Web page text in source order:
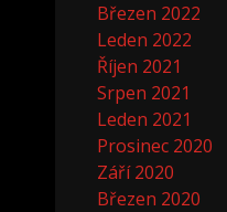
Březen 2022
Leden 2022
Říjen 2021
Srpen 2021
Leden 2021
Prosinec 2020
Září 2020
Březen 2020